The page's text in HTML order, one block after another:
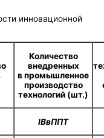
инновационной
Количество
внедренных
в промышленное
производство
технологий (шт.)
IВвППТ